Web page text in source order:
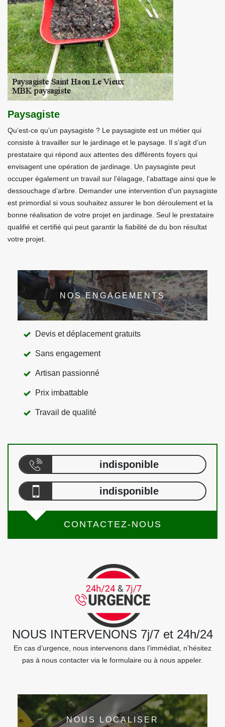
Paysagiste
Qu’est-ce qu’un paysagiste ? Le paysagiste est un métier qui
consiste à travailler sur le jardinage et le paysage. Il s’agit d’un
prestataire qui répond aux attentes des différents foyers qui
envisagent une opération de jardinage. Un paysagiste peut
occuper également un travail sur l’élagage, l’abattage ainsi que le
dessouchage d’arbre. Demander une intervention d’un paysagiste
est primordial si vous souhaitez assurer le bon déroulement et la
bonne réalisation de votre projet en jardinage. Seul le prestataire
qualifié et certifié qui peut garantir la fiabilité de du bon résultat
votre projet.
NOS ENGAGEMENTS
Devis et déplacement gratuits
Sans engagement
Artisan passionné
Prix imbattable
Travail de qualité
indisponible
indisponible
CONTACTEZ-NOUS
NOUS INTERVENONS 7j/7 et 24h/24
En cas d’urgence, nous intervenons dans l’immédiat, n’hésitez
pas à nous contacter via le formulaire ou à nous appeler.
NOUS LOCALISER